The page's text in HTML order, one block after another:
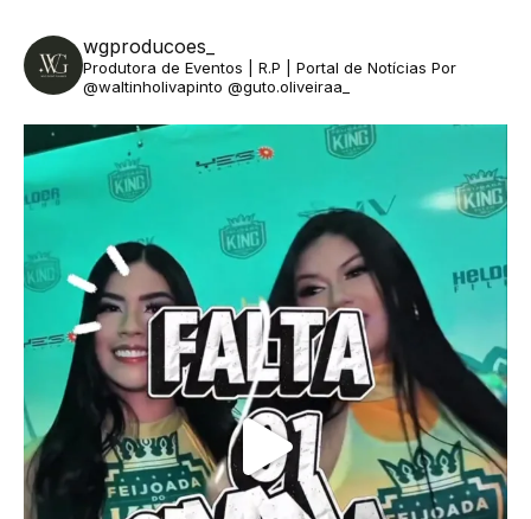
wgproducoes_
Produtora de Eventos | R.P | Portal de Notícias Por
@waltinholivapinto @guto.oliveiraa_